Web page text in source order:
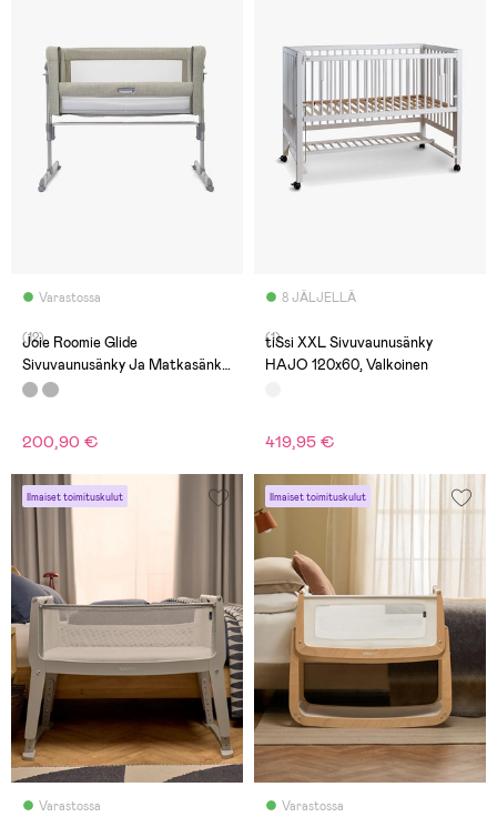
Varastossa
(12)
Joie Roomie Glide
Sivuvaunusänky Ja Matkasänky,
Almond
200,90 €
8 JÄLJELLÄ
(1)
tiSsi XXL Sivuvaunusänky
HAJO 120x60, Valkoinen
419,95 €
Ilmaiset toimituskulut
Varastossa
Ilmaiset toimituskulut
Varastossa